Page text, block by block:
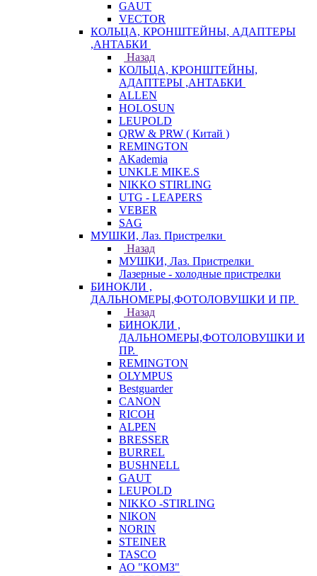
GAUT
VECTOR
КОЛЬЦА, КРОНШТЕЙНЫ, АДАПТЕРЫ
,АНТАБКИ
Назад
КОЛЬЦА, КРОНШТЕЙНЫ,
АДАПТЕРЫ ,АНТАБКИ
ALLEN
HOLOSUN
LEUPOLD
QRW & PRW ( Китай )
REMINGTON
AKademia
UNKLE MIKE.S
NIKKO STIRLING
UTG - LEAPERS
VEBER
SAG
МУШКИ, Лаз. Пристрелки
Назад
МУШКИ, Лаз. Пристрелки
Лазерные - холодные пристрелки
БИНОКЛИ ,
ДАЛЬНОМЕРЫ,ФОТОЛОВУШКИ И ПР.
Назад
БИНОКЛИ ,
ДАЛЬНОМЕРЫ,ФОТОЛОВУШКИ И
ПР.
REMINGTON
OLYMPUS
Bestguarder
CANON
RICOH
ALPEN
BRESSER
BURREL
BUSHNELL
GAUT
LEUPOLD
NIKKO -STIRLING
NIKON
NORIN
STEINER
TASCO
АО "КОМЗ"